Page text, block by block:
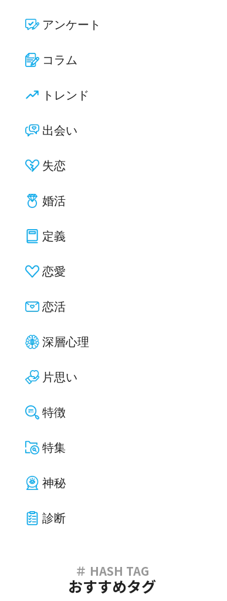
アンケート
コラム
トレンド
出会い
失恋
婚活
定義
恋愛
恋活
深層心理
片思い
特徴
特集
神秘
診断
おすすめタグ